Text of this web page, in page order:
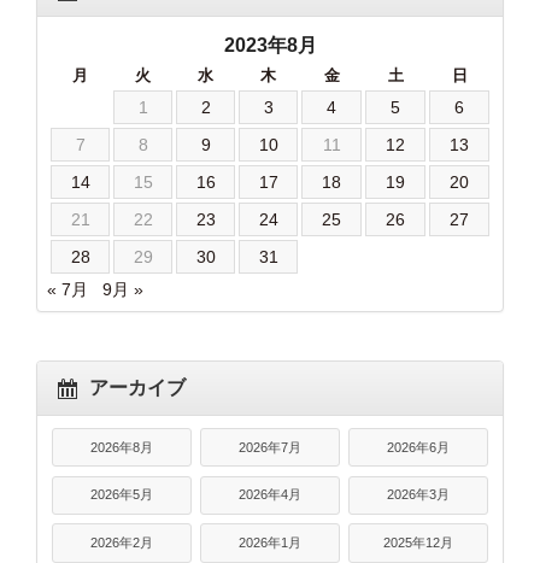
2023年8月
月 火 水 木 金 土 日
1 2 3 4 5
6
7
8 9 10 11 12
13
14
15 16 17 18 19
20
21
22 23 24 25 26
27
28
29 30
31
« 7月
9月 »
アーカイブ
2026年8月 2026年7月 2026年6月
2026年5月 2026年4月 2026年3月
2026年2月 2026年1月 2025年12月